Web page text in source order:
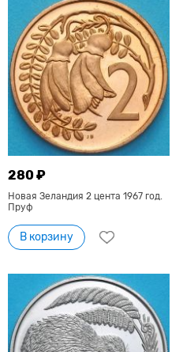
280 ₽
Новая Зеландия 2 цента 1967 год.
Пруф
В корзину